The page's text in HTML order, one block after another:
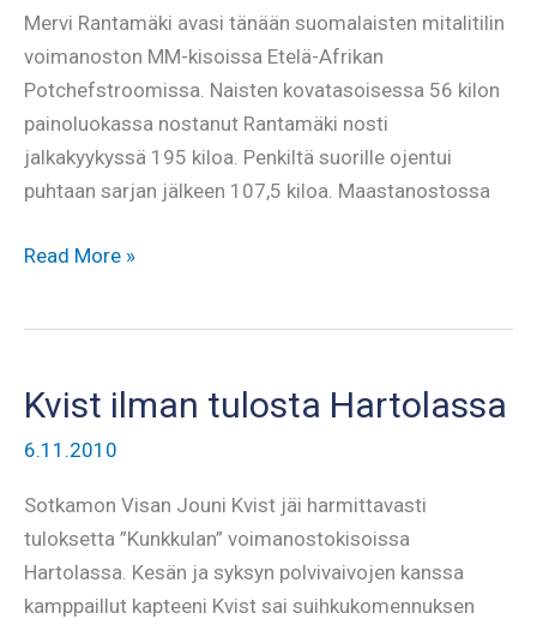
Mervi Rantamäki avasi tänään suomalaisten mitalitilin
voimanoston MM-kisoissa Etelä-Afrikan
Potchefstroomissa. Naisten kovatasoisessa 56 kilon
painoluokassa nostanut Rantamäki nosti
jalkakyykyssä 195 kiloa. Penkiltä suorille ojentui
puhtaan sarjan jälkeen 107,5 kiloa. Maastanostossa
Kehäsen
historiaan
Read More »
Kvist ilman tulosta Hartolassa
6.11.2010
Sotkamon Visan Jouni Kvist jäi harmittavasti
tuloksetta ”Kunkkulan” voimanostokisoissa
Hartolassa. Kesän ja syksyn polvivaivojen kanssa
kamppaillut kapteeni Kvist sai suihkukomennuksen